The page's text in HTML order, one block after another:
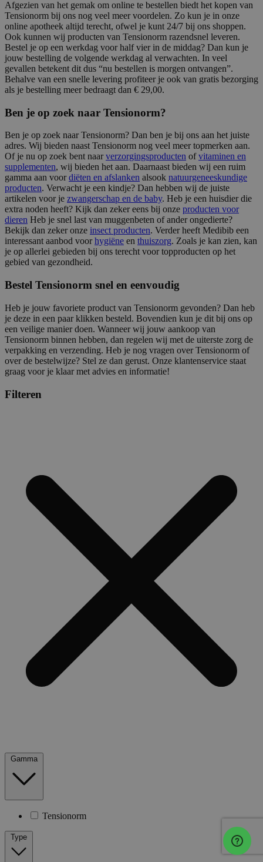
Afgezien van het gemak om online te bestellen biedt het kopen van
Tensionorm bij ons nog veel meer voordelen. Zo kun je in onze
online apotheek altijd terecht, ofwel je kunt 24/7 bij ons shoppen.
Ook kunnen wij producten van Tensionorm razendsnel leveren.
Bestel je op een werkdag voor half vier in de middag? Dan kun je
jouw bestelling de volgende werkdag al verwachten. In veel
gevallen betekent dit dus “nu bestellen is morgen ontvangen”.
Behalve van een snelle levering profiteer je ook van gratis bezorging
als je bestelling meer bedraagt dan € 29,00.
Ben je op zoek naar Tensionorm?
Ben je op zoek naar Tensionorm? Dan ben je bij ons aan het juiste
adres. Wij bieden naast Tensionorm nog veel meer topmerken aan.
Of je nu op zoek bent naarverzorgingsproducten ofvitaminen en
supplementen, wij bieden het aan. Daarnaast bieden wij een ruim
gamma aan voordiëten en afslanken alsook natuurgeneeskundige
producten. Verwacht je een kindje? Dan hebben wij de juiste
artikelen voor je zwangerschap en de baby. Heb je een huisdier die
extra noden heeft? Kijk dan zeker eens bij onze producten voor
dieren Heb je snel last van muggenbeten of ander ongedierte?
Bekijk dan zeker onze insect producten. Verder heeft Medibib een
interessant aanbod voorhygiëne en thuiszorg. Zoals je kan zien, kan
je op allerlei gebieden bij ons terecht voor topproducten op het
gebied van gezondheid.
Bestel Tensionorm snel en eenvoudig
Heb je jouw favoriete product van Tensionorm gevonden? Dan heb
je deze in een paar klikken besteld. Bovendien kun je dit bij ons op
een veilige manier doen. Wanneer wij jouw aankoop van
Tensionorm binnen hebben, dan regelen wij met de uiterste zorg de
verpakking en verzending. Heb je nog vragen over Tensionorm of
over de bestelwijze? Stel ze dan gerust. Onze klantenservice staat
graag voor je klaar met advies en informatie!
Filteren
Gamma
Tensionorm
Type